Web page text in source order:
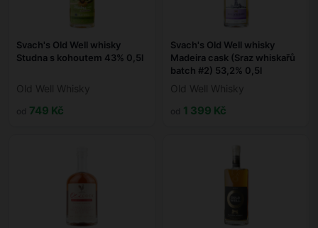
Svach's Old Well whisky
Studna s kohoutem 43% 0,5l
Old Well Whisky
749 Kč
Svach's Old Well whisky
Madeira cask (Sraz whiskařů
batch #2) 53,2% 0,5l
Old Well Whisky
1 399 Kč